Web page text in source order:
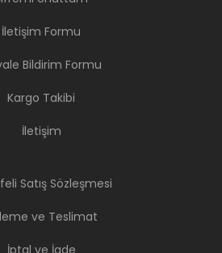
İletişim Formu
Bildirim Formu
Kargo Takibi
İletişim
Satış Sözleşmesi
ve Teslimat
İptal ve İade